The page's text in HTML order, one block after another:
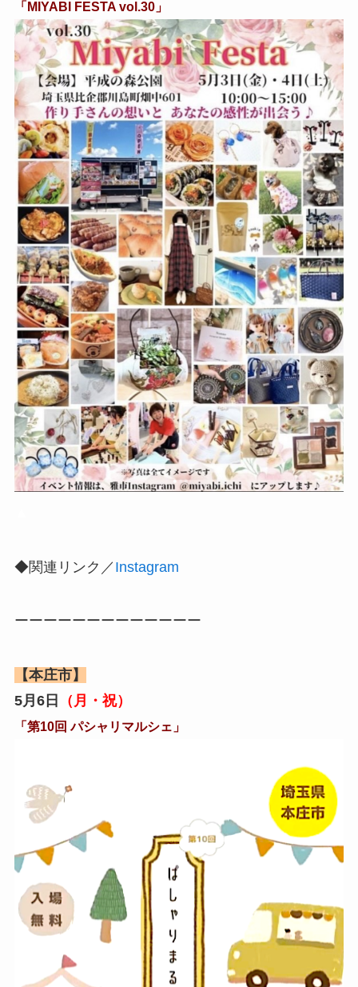
「MIYABI FESTA vol.30」
◆関連リンク／ Instagram
ーーーーーーーーーーーーー
【本庄市】
5月6日
（月・祝）
「第10回 パシャリマルシェ」